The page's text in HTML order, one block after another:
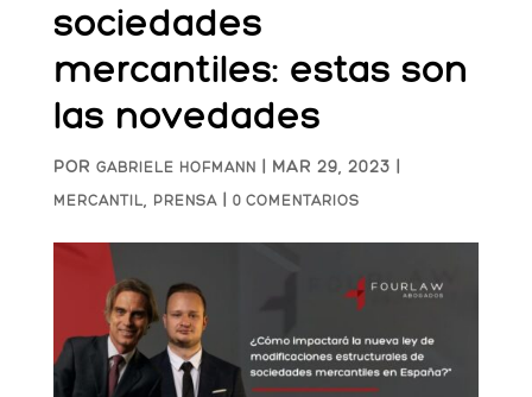
sociedades
mercantiles: estas son
las novedades
POR GABRIELE HOFMANN MAR 29, 2023
MERCANTIL, PRENSA| 0 COMENTARIOS